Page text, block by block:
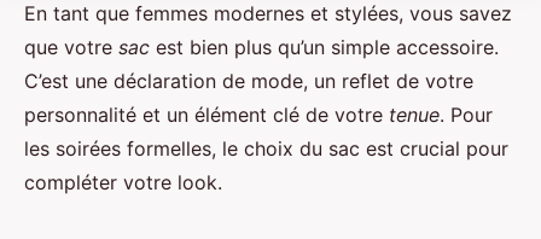
En tant que femmes modernes et stylées, vous savez
que votre sac est bien plus qu’un simple accessoire.
C’est une déclaration de mode, un reflet de votre
personnalité et un élément clé de votre tenue. Pour
les soirées formelles, le choix du sac est crucial pour
compléter votre look.